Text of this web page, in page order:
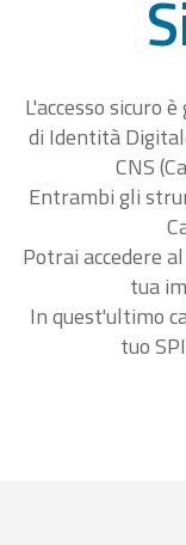
L'accesso sicuro
di Identità
CNS
Entrambi gli
Potrai accedere
tua
In quest'ultimo
tuo